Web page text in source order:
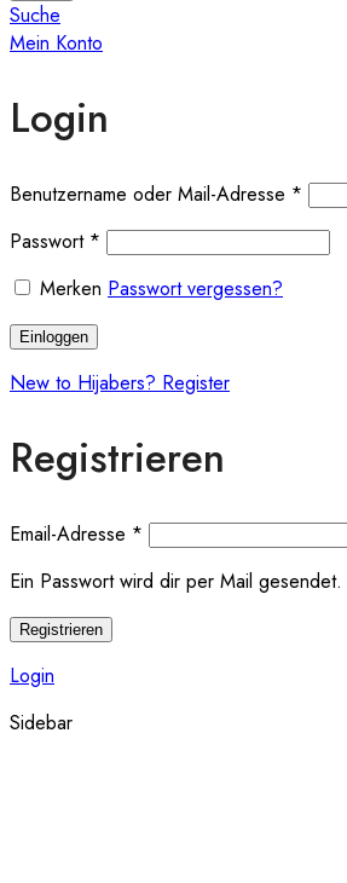
Suche
Mein Konto
Login
Benutzername oder Mail-Adresse *
Passwort *
Merken Passwort vergessen?
Einloggen
New to Hijabers? Register
Registrieren
Email-Adresse *
Ein Passwort wird dir per Mail gesendet.
Registrieren
Login
Sidebar